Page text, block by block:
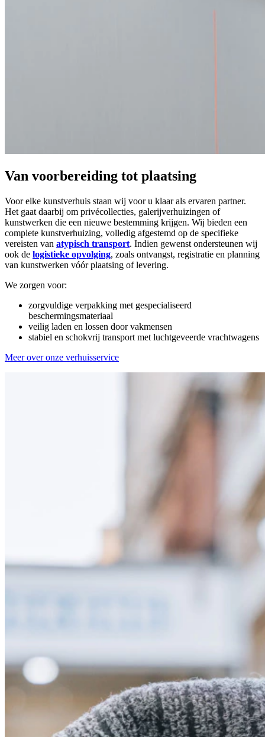
Van voorbereiding tot plaatsing
Voor elke kunstverhuis staan wij voor u klaar als ervaren partner.
Het gaat daarbij om privécollecties, galerijverhuizingen of
kunstwerken die een nieuwe bestemming krijgen. Wij bieden een
complete kunstverhuizing, volledig afgestemd op de specifieke
vereisten van atypisch transport. Indien gewenst ondersteunen wij
ook de logistieke opvolging, zoals ontvangst, registratie en planning
van kunstwerken vóór plaatsing of levering.
We zorgen voor:
zorgvuldige verpakking met gespecialiseerd
beschermingsmateriaal
veilig laden en lossen door vakmensen
stabiel en schokvrij transport met luchtgeveerde vrachtwagens
Meer over onze verhuisservice